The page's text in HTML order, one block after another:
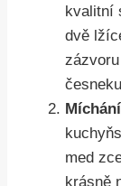
kvalitní
dvě
med
krásně